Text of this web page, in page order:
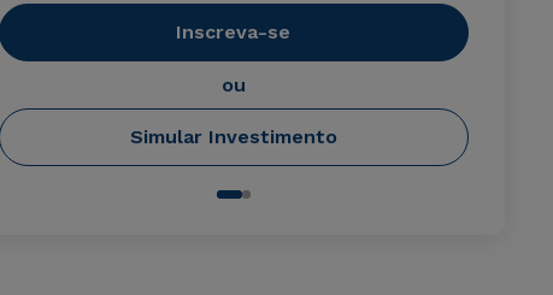
Inscreva-se
ou
Simular Investimento